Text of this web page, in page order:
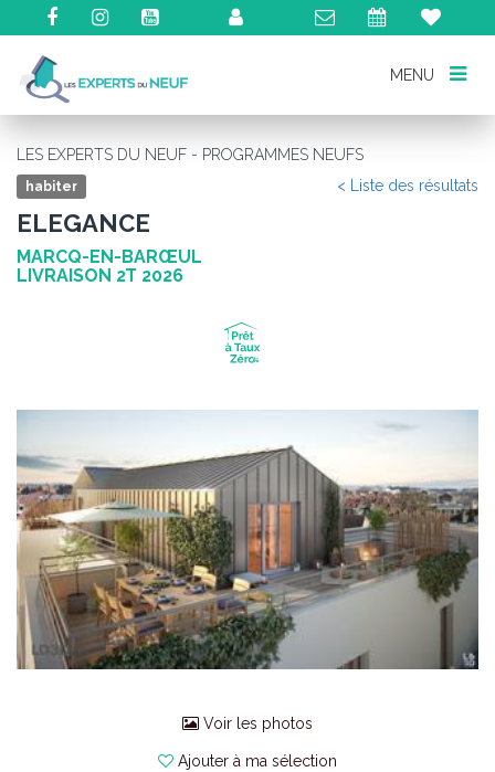
MENU
MENU
LES EXPERTS DU NEUF - PROGRAMMES NEUFS
habiter < Liste des résultats
ELEGANCE
MARCQ-EN-BARŒUL
LIVRAISON 2T 2026
Voir les photos
Ajouter à ma sélection